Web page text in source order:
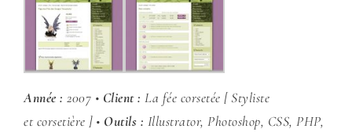
Année : 2007 • Client : La fée corsetée [ Styliste
et corsetière ] • Outils : Illustrator, Photoshop, CSS, PHP,